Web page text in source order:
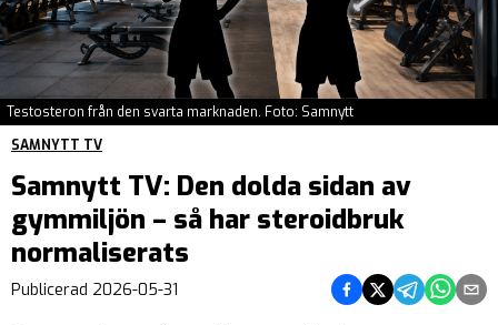
Testosteron från den svarta marknaden. Foto: Samnytt
SAMNYTT TV
Samnytt TV: Den dolda sidan av
gymmiljön – så har steroidbruk
normaliserats
Publicerad 2026-05-31 Dela på Facebook
Dela på Twitter
Dela påDela på
Dela